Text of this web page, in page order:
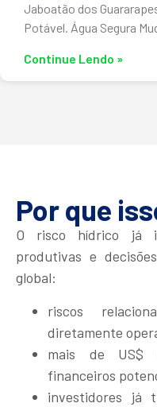
Jaboatão dos
Potável. Água Segura
Continue Lendo »
O risco hídrico já
produtivas e
global:
riscos
diretamente
mais de US$
financeiros
investidores já
Por que